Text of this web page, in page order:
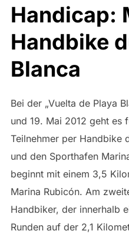
Handicap:
Handbike
Blanca
Bei der „Vuelta de Playa
und 19. Mai 2012 geht es
Teilnehmer per Handbike
und den Sporthafen
beginnt mit einem 3,5
Marina Rubicón. Am
Handbiker, der innerhalb
Runden auf der 2,1